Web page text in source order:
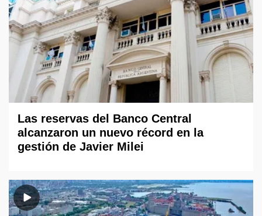
Las reservas del Banco Central
alcanzaron un nuevo récord en la
gestión de Javier Milei